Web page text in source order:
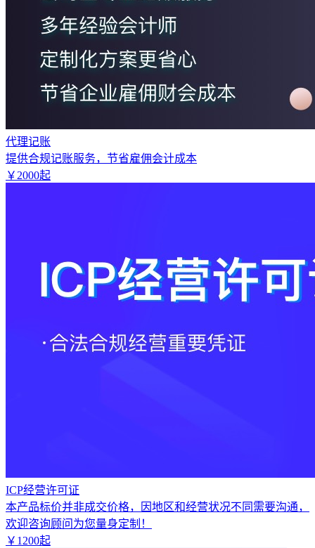
代理记账
提供合规记账服务，节省雇佣会计成本
￥ 2000起
ICP经营许可证
本产品标价并非成交价格，因地区和经营状况不同需要沟通，
欢迎咨询顾问为您量身定制！
￥ 1200起